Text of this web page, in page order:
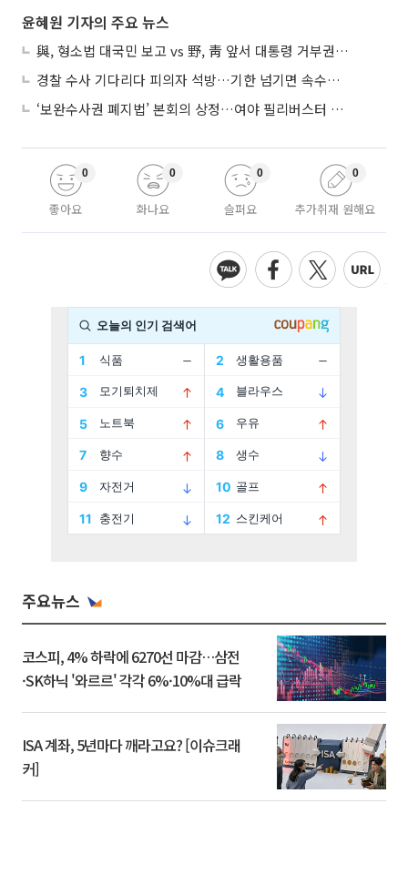
윤혜원 기자의 주요 뉴스
與, 형소법 대국민 보고 vs 野, 靑 앞서 대통령 거부권 촉구
경찰 수사 기다리다 피의자 석방…기한 넘기면 속수무책
‘보완수사권 폐지법’ 본회의 상정…여야 필리버스터 대치
좋아요
0
화나요
0
슬퍼요
0
추가취재 원해요
0
주요뉴스
코스피, 4% 하락에 6270선 마감…삼전
·SK하닉 '와르르' 각각 6%·10%대 급락
ISA 계좌, 5년마다 깨라고요? [이슈크래
커]